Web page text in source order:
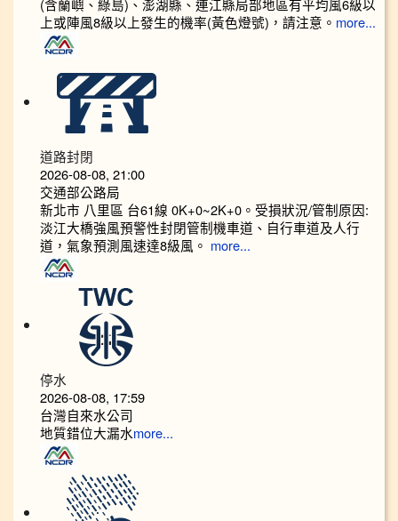
(含蘭嶼、綠島)、澎湖縣、連江縣局部地區有平均風6級以
上或陣風8級以上發生的機率(黃色燈號)，請注意。 more...
道路封閉
2026-08-08, 21:00
交通部公路局
新北市 八里區 台61線 0K+0~2K+0。受損狀況/管制原因:
淡江大橋強風預警性封閉管制機車道、自行車道及人行
道，氣象預測風速達8級風。
more...
停水
2026-08-08, 17:59
台灣自來水公司
地質錯位大漏水more...